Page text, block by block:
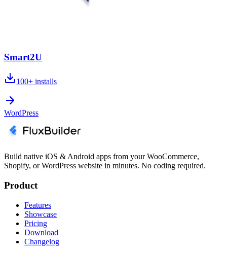
Smart2U
100+ installs
WordPress
Build native iOS & Android apps from your WooCommerce,
Shopify, or WordPress website in minutes. No coding required.
Product
Features
Showcase
Pricing
Download
Changelog